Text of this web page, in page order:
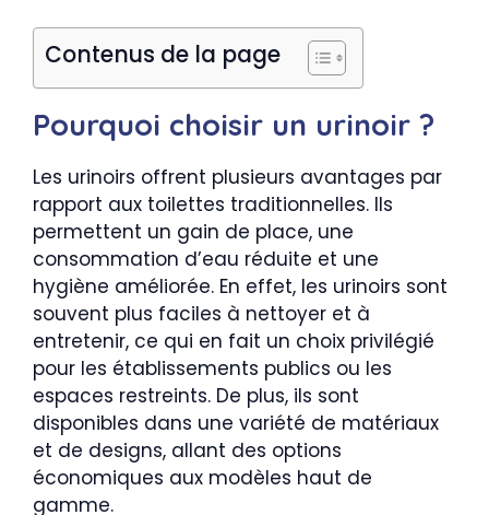
Contenus de la page
Pourquoi choisir un urinoir ?
Les urinoirs offrent plusieurs avantages par
rapport aux toilettes traditionnelles. Ils
permettent un gain de place, une
consommation d’eau réduite et une
hygiène améliorée. En effet, les urinoirs sont
souvent plus faciles à nettoyer et à
entretenir, ce qui en fait un choix privilégié
pour les établissements publics ou les
espaces restreints. De plus, ils sont
disponibles dans une variété de matériaux
et de designs, allant des options
économiques aux modèles haut de
gamme.